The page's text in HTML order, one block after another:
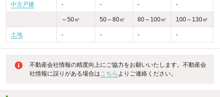
中古戸建 - - - -
～50㎡ 50～80㎡ 80～100㎡ 100～130㎡
土地 - - - -
不動産会社情報の精度向上にご協力をお願いいたします。不動産会
社情報に誤りがある場合はこちら よりご連絡ください。